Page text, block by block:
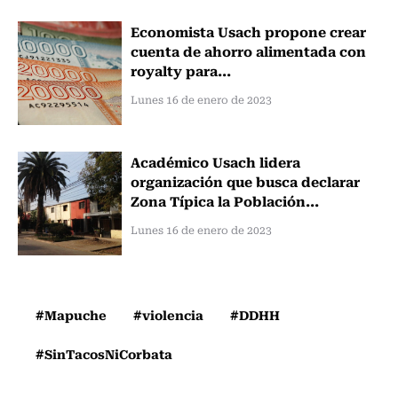
Economista Usach propone crear
cuenta de ahorro alimentada con
royalty para...
Lunes 16 de enero de 2023
Académico Usach lidera
organización que busca declarar
Zona Típica la Población...
Lunes 16 de enero de 2023
#Mapuche #violencia
#DDHH
#SinTacosNiCorbata